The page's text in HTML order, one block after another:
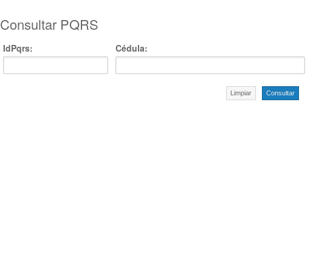
Consultar PQRS
IdPqrs: Cédula:
Consultar
Limpiar